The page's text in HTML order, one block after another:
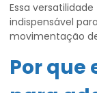
Essa
indispensável
movimentação
Por que